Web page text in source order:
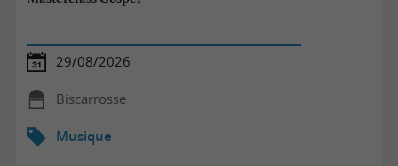
29/08/2026
Biscarrosse
Musique